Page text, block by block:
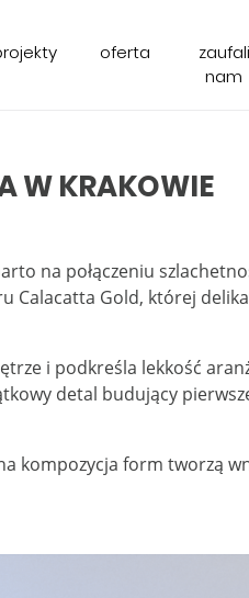
oferta
zaufali
nam
W KRAKOWIE
na połączeniu
Calacatta Gold, której
i podkreśla lekkość
detal budujący
kompozycja form tworzą